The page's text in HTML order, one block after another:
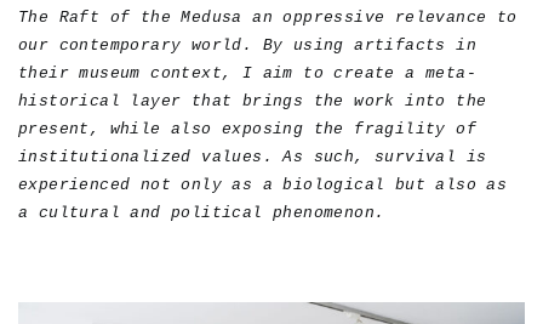
The Raft of the Medusa an oppressive relevance to
our contemporary world. By using artifacts in
their museum context, I aim to create a meta-
historical layer that brings the work into the
present, while also exposing the fragility of
institutionalized values. As such, survival is
experienced not only as a biological but also as
a cultural and political phenomenon.